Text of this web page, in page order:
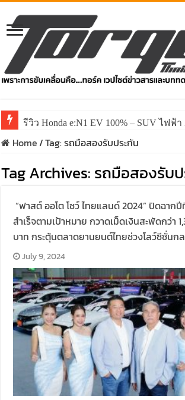
รีวิว Honda e:N1 EV 100% – SUV ไฟ
Home/Tag:รถมือสองรับประกัน
Tag Archives: รถมือสองรับป
“ฟาสต์ ออโต โชว์ ไทยแลนด์ 2024” ปิดฉากปี
สำเร็จตามเป้าหมาย กวาดเม็ดเงินสะพัดกว่า
บาท กระตุ้นตลาดยานยนต์ไทยช่วงโลว์ซีซั่นก
July 9, 2024